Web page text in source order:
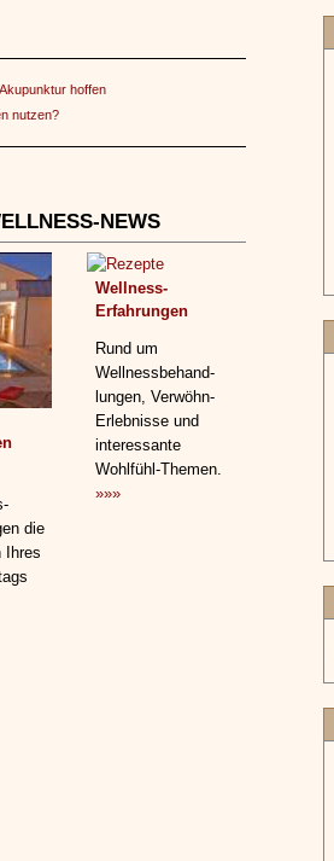
hoffen
nutzen?
NEWS
die
Ihres
Wellness-
Erfahrungen
Rund um
Wellnessbehand­
lungen, Verwöhn-
Erlebnisse und
interessante
Wohlfühl-Themen.
»»»